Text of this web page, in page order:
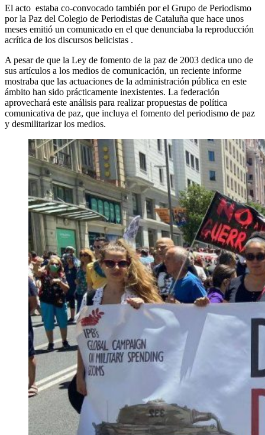
El acto estaba co-convocado también por el Grupo de Periodismo
por la Paz del Colegio de Periodistas de Cataluña que hace unos
meses emitió un comunicado en el que denunciaba la reproducción
acrítica de los discursos belicistas .
A pesar de que la Ley de fomento de la paz de 2003 dedica uno de
sus artículos a los medios de comunicación, un reciente informe
mostraba que las actuaciones de la administración pública en este
ámbito han sido prácticamente inexistentes. La federación
aprovechará este análisis para realizar propuestas de política
comunicativa de paz, que incluya el fomento del periodismo de paz
y desmilitarizar los medios.